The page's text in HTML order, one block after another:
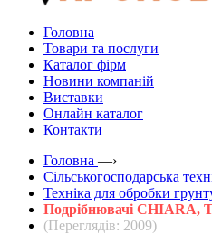
Головна
Товари та послуги
Каталог фірм
Новини компаній
Виставки
Онлайн каталог
Контакти
Головна —›
Сільськогосподарська
Техніка для обробки
Подрібнювачі CHIARA,
(Переглядів: 2009)